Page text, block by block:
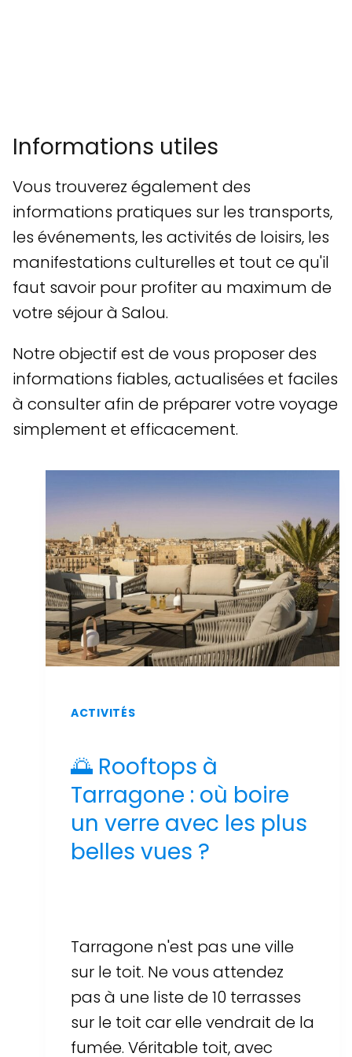
Informations utiles
Vous trouverez également des
informations pratiques sur les transports,
les événements, les activités de loisirs, les
manifestations culturelles et tout ce qu'il
faut savoir pour profiter au maximum de
votre séjour à Salou.
Notre objectif est de vous proposer des
informations fiables, actualisées et faciles
à consulter afin de préparer votre voyage
simplement et efficacement.
ACTIVITÉS
🌅 Rooftops à
Tarragone : où boire
un verre avec les plus
belles vues ?
Tarragone n'est pas une ville
sur le toit. Ne vous attendez
pas à une liste de 10 terrasses
sur le toit car elle vendrait de la
fumée. Véritable toit, avec